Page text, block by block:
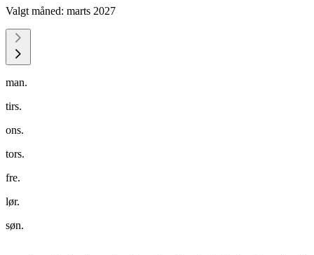
Valgt måned: marts 2027
man.
tirs.
ons.
tors.
fre.
lør.
søn.